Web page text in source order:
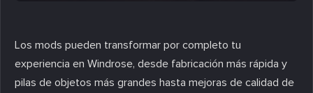
Los mods pueden transformar por completo tu
experiencia en Windrose, desde fabricación más rápida y
pilas de objetos más grandes hasta mejoras de calidad de